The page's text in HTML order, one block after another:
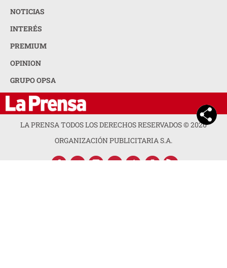
NOTICIAS
INTERÉS
PREMIUM
OPINION
GRUPO OPSA
LA PRENSA TODOS LOS DERECHOS RESERVADOS ©2026
ORGANIZACIÓN PUBLICITARIA S.A.